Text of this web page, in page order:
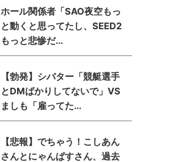
ホール関係者「SAO夜空もっ
と動くと思ってたし、SEED2
もっと悲惨だ...
【勃発】シバター「競艇選手
とDMばかりしてないで」VS
ましも「雇ってた...
【悲報】でちゃう！こしあん
さんとにゃんぱすさん、過去